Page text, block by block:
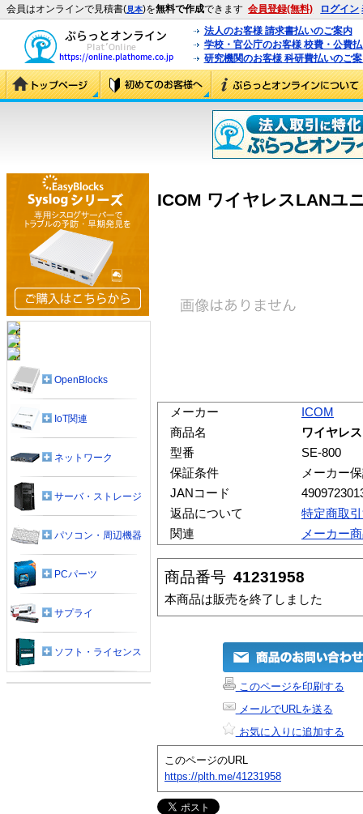
会員はオンラインで見積書(見本)を無料で作成できます 会員登録(無料) ログイン
法人のお客様 請求書払いのご案内
学校・官公庁のお客様 校費・公費
研究機関のお客様 科研費払いのご
ICOM ワイヤレスLANユ
メーカー
ICOM
商品名
ワイヤレ
型番
SE-800
保証条件
メーカー
JANコード
返品について
特定商取
関連
メーカー
商品番号 41231958
本商品は販売を終了しました
このページを印刷する
メールでURLを送る
お気に入りに追加する
このページのURL
https://plth.me/41231958
OpenBlocks
IoT関連
ネットワーク
サーバ・ストレージ
パソコン・周辺機器
PCパーツ
サプライ
ソフト・ライセンス